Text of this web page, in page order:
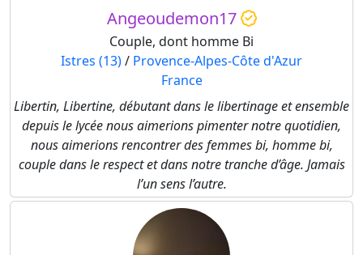
Angeoudemon17
Couple, dont homme Bi
Istres (13)/ Provence-Alpes-Côte d'Azur
France
Libertin, Libertine, débutant dans le libertinage et ensemble
depuis le lycée nous aimerions pimenter notre quotidien,
nous aimerions rencontrer des femmes bi, homme bi,
couple dans le respect et dans notre tranche d’âge. Jamais
l’un sens l’autre.